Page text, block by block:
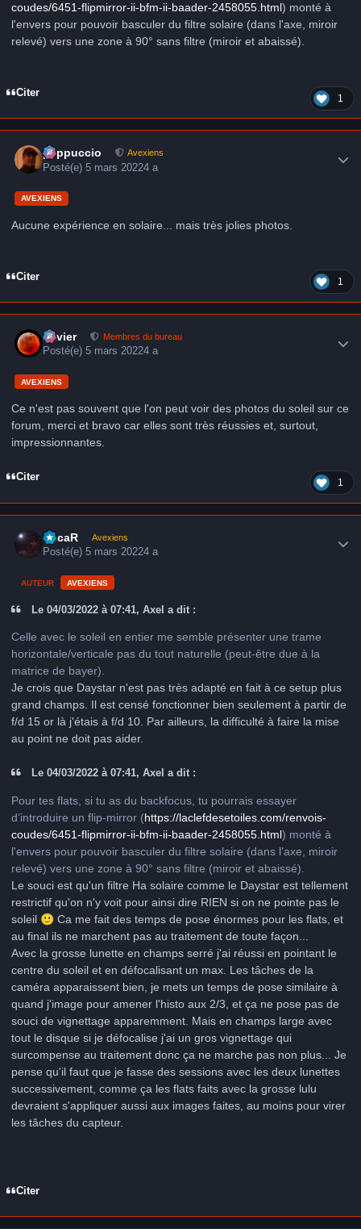
coudes/6451-flipmirror-ii-bfm-ii-baader-2458055.html) monté à
l'envers pour pouvoir basculer du filtre solaire (dans l'axe, miroir
relevé) vers une zone à 90° sans filtre (miroir et abaissé).
Citer 1
peppuccio Avexiens
Posté(e)5 mars 20224 a
AVEXIENS
Aucune expérience en solaire... mais très jolies photos.
Citer 1
Xavier Membres du bureau
Posté(e)5 mars 20224 a
AVEXIENS
Ce n'est pas souvent que l'on peut voir des photos du soleil sur ce
forum, merci et bravo car elles sont très réussies et, surtout,
impressionnantes.
Citer 1
LucaR Avexiens
Posté(e)5 mars 20224 a
AUTEUR AVEXIENS
Le 04/03/2022 à 07:41, Axel a dit :
Celle avec le soleil en entier me semble présenter une trame
horizontale/verticale pas du tout naturelle (peut-être due à la
matrice de bayer).
Je crois que Daystar n'est pas très adapté en fait à ce setup plus
grand champs. Il est censé fonctionner bien seulement à partir de
f/d 15 or là j'étais à f/d 10. Par ailleurs, la difficulté à faire la mise
au point ne doit pas aider.
Le 04/03/2022 à 07:41, Axel a dit :
Pour tes flats, si tu as du backfocus, tu pourrais essayer
d’introduire un flip-mirror (https://laclefdesetoiles.com/renvois-
coudes/6451-flipmirror-ii-bfm-ii-baader-2458055.html) monté à
l'envers pour pouvoir basculer du filtre solaire (dans l'axe, miroir
relevé) vers une zone à 90° sans filtre (miroir et abaissé).
Le souci est qu'un filtre Ha solaire comme le Daystar est tellement
restrictif qu'on n'y voit pour ainsi dire RIEN si on ne pointe pas le
soleil 🙂 Ca me fait des temps de pose énormes pour les flats, et
au final ils ne marchent pas au traitement de toute façon...
Avec la grosse lunette en champs serré j'ai réussi en pointant le
centre du soleil et en défocalisant un max. Les tâches de la
caméra apparaissent bien, je mets un temps de pose similaire à
quand j'image pour amener l'histo aux 2/3, et ça ne pose pas de
souci de vignettage apparemment. Mais en champs large avec
tout le disque si je défocalise j'ai un gros vignettage qui
surcompense au traitement donc ça ne marche pas non plus... Je
pense qu'il faut que je fasse des sessions avec les deux lunettes
successivement, comme ça les flats faits avec la grosse lulu
devraient s'appliquer aussi aux images faites, au moins pour virer
les tâches du capteur.
Citer